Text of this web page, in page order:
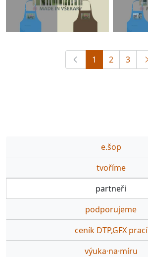
1 2 3
e.šop
tvoříme
partneři
podporujeme
ceník DTP,GFX prací
výuka·na·míru